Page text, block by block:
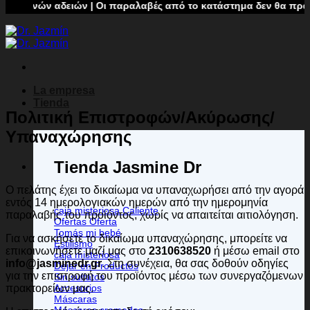
αδειών | Οι παραλαβές από το κατάστημα δεν θα
Tienda Jasmine Dr
caja misteriosa
Ofertas
Tomás mi bebé
Estilismo
caja misteriosa
Dejar en Productos
Sin sulfatos
Accesorios
Máscaras
Πολιτική Επιστροφών/Ακύρωσης/
Υπαναχώρησης
Ο πελάτης έχει το δικαίωμα να υπαναχωρήσει από την αγορά
εντός 14 ημερολογιακών ημερών από την ημερομηνία
παραλαβής του προϊόντος, χωρίς να απαιτείται αιτιολόγηση.
Για να ασκήσετε το δικαίωμα υπαναχώρησης, μπορείτε να
επικοινωνήσετε μαζί μας στο 2310638520 ή μέσω email στο
info@jasminedr.gr. Στη συνέχεια, θα σας δοθούν οδηγίες
για την επιστροφή του προϊόντος μέσω των συνεργαζόμενων
πρακτορείων μας.